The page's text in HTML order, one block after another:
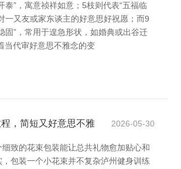
泰”，寓意祯祥如意；5枝则代表“五福临
一又友或家东谈主的好意思好祝愿；而9
固”，常用于遑急形状，如婚典或出谷迁
当代审好意思不雅念的变
，简短又好意思不雅 2026-05-30
致的花束包装能让总共礼物愈加贴心和
包装一个小花束并不复杂泸州健身训练